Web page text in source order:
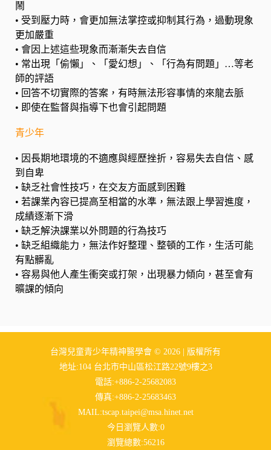
鬧
• 受到壓力時，會更加無法掌控或抑制其行為，過動現象
更加嚴重
• 會因上述這些現象而漸漸失去自信
• 常出現「偷懶」、「愛幻想」、「行為有問題」…等老
師的評語
• 回答不切實際的答案，有時無法形容事情的來龍去脈
• 即使在監督與指導下也會引起問題
青少年
• 因長期地環境的不適應與經歷挫折，容易失去自信、感
到自卑
• 缺乏社會性技巧，在交友方面感到困難
• 若課業內容已提高至相當的水準，無法跟上學習進度，
成績逐漸下滑
• 缺乏解決課業以外問題的行為技巧
• 缺乏組織能力，無法作好整理、整頓的工作，生活可能
有點髒亂
• 容易與他人產生衝突或打架，出現暴力傾向，甚至會有
曠課的傾向
台灣兒童青少年精神醫學會 © 2026 | 版權所有
地址:104 台北市中山區松江路22號9樓之3
電話:+886-2-25682083
傳真:+886-2-25683463
MAIL:tscap.taipei@msa.hinet.net
今日瀏覽人數:0
瀏覽總數:56216